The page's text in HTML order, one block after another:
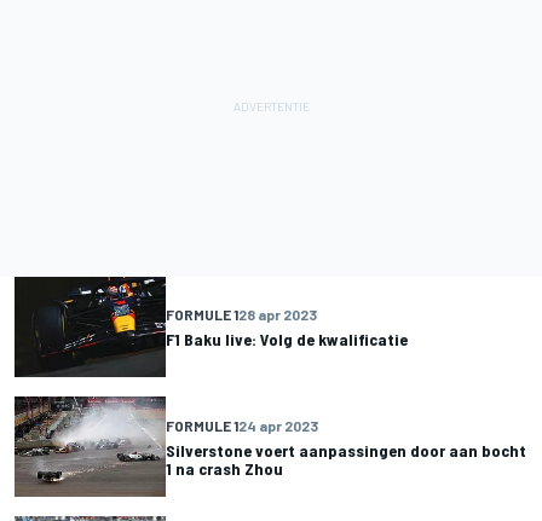
FORMULE 128 apr 2023
F1 Baku live: Volg de kwalificatie
FORMULE 124 apr 2023
Silverstone voert aanpassingen door aan bocht
1 na crash Zhou